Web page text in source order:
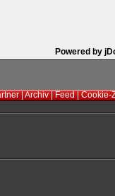
Powered by
|Archiv|Feed|Cookie-